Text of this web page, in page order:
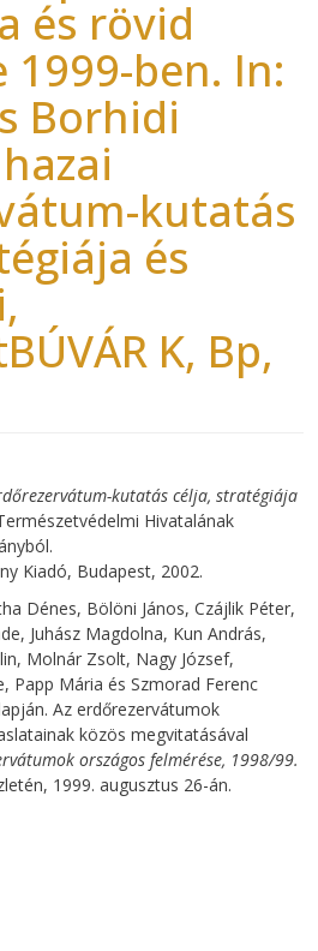
és rövid
1999-ben. In:
Borhidi
kutatás
és
K, Bp,
kutatás célja, stratégiája
Hivatalának
Kiadó, Budapest, 2002.
Dénes, Bölöni János, Czájlik Péter,
Juhász Magdolna, Kun András,
Molnár Zsolt, Nagy József,
Papp Mária és Szmorad Ferenc
Az erdőrezervátumok
közös megvitatásával
országos felmérése, 1998/99.
1999. augusztus 26-án.